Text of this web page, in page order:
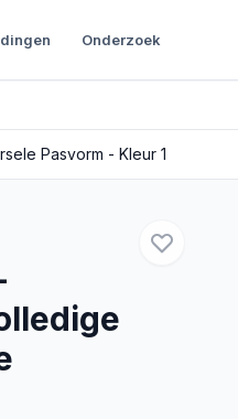
Onderzoek
Pasvorm - Kleur 1